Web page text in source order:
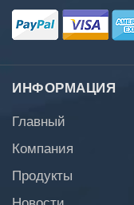
ИНФОРМАЦИЯ
Главный
Компания
Продукты
Новости